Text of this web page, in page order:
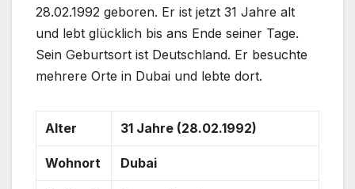
28.02.1992 geboren. Er ist jetzt 31 Jahre alt
und lebt glücklich bis ans Ende seiner Tage.
Sein Geburtsort ist Deutschland. Er besuchte
mehrere Orte in Dubai und lebte dort.
Alter 31 Jahre (28.02.1992)
Wohnort Dubai